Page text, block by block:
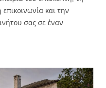
και την
σας σε έναν